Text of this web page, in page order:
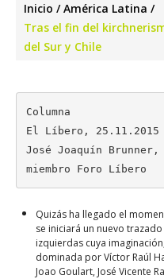
Inicio
América Latina
Tras el fin del
del Sur y Chile
Columna
El Líbero, 25.11.2015
José Joaquín
miembro Foro Líbero
Quizás ha llegado el
se iniciará un nuevo
izquierdas cuya
dominada por Víctor Raúl
Joao Goulart, José Vicente